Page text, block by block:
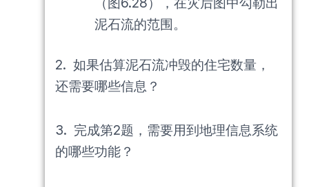
泥石流的范围。
2. 如果估算泥石流冲毁的住宅数量，
还需要哪些信息？
3. 完成第2题，需要用到地理信息系统
的哪些功能？